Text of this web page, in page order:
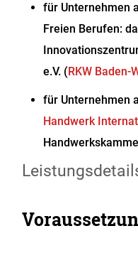
für Unternehmen
Freien Berufen:
e.V. (RKW Baden-
für Unternehmen
Handwerk